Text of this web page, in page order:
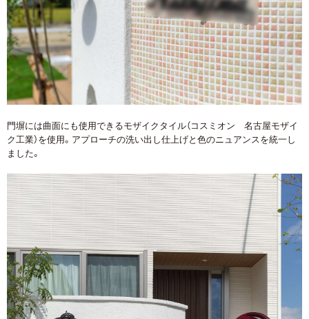
門塀には曲面にも使用できるモザイクタイル（コスミオン 名古屋モザイ
ク工業）を使用。アプローチの洗い出し仕上げと色のニュアンスを統一し
ました。